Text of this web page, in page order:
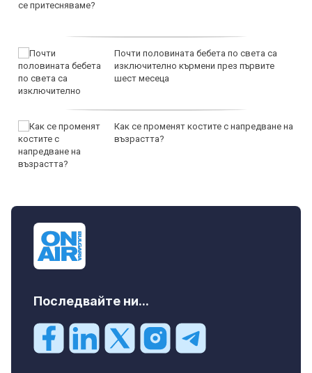
Почти половината бебета по света са
изключително кърмени през първите
шест месеца
Как се променят костите с напредване на
възрастта?
Последвайте ни...